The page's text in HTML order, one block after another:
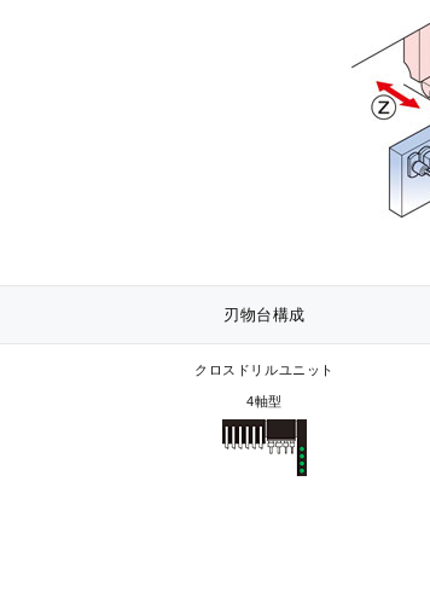
刃物台構成
クロスドリルユニット
4軸型